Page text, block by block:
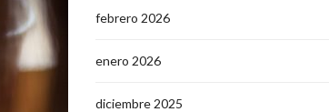
febrero 2026
enero 2026
diciembre 2025